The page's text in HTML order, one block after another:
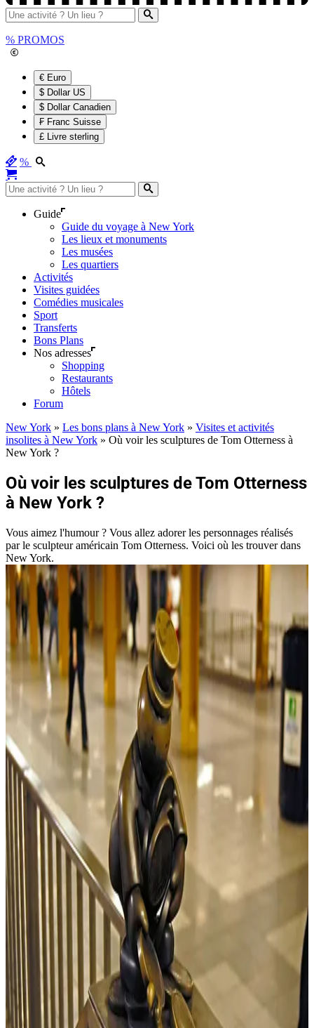
% PROMOS
€ Euro
$ Dollar US
$ Dollar Canadien
₣ Franc Suisse
£ Livre sterling
%
Guide
Guide du voyage à New York
Les lieux et monuments
Les musées
Les quartiers
Activités
Visites guidées
Comédies musicales
Sport
Transferts
Bons Plans
Nos adresses
Shopping
Restaurants
Hôtels
Forum
New York » Les bons plans à New York » Visites et activités
insolites à New York » Où voir les sculptures de Tom Otterness à
New York ?
Où voir les sculptures de Tom Otterness
à New York ?
Vous aimez l'humour ? Vous allez adorer les personnages réalisés
par le sculpteur américain Tom Otterness. Voici où les trouver dans
New York.